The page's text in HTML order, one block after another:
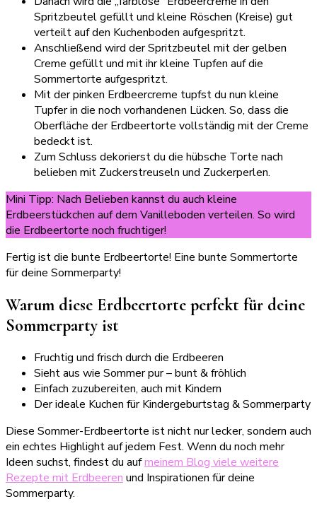
Spritzbeutel gefüllt und kleine Röschen (Kreise) gut
verteilt auf den Kuchenboden aufgespritzt.
Anschließend wird der Spritzbeutel mit der gelben
Creme gefüllt und mit ihr kleine Tupfen auf die
Sommertorte aufgespritzt.
Mit der pinken Erdbeercreme tupfst du nun kleine
Tupfer in die noch vorhandenen Lücken. So, dass die
Oberfläche der Erdbeertorte vollständig mit der Creme
bedeckt ist.
Zum Schluss dekorierst du die hübsche Torte nach
belieben mit Zuckerstreuseln und Zuckerperlen.
Mini Tipp: Nach Belieben kannst du auch kleine
Erdbeerstückchen auf dem Vanilleboden verteilen. So wird
die Erdbeertorte noch fruchtiger!
Fertig ist die bunte Erdbeertorte! Eine bunte Sommertorte
für deine Sommerparty!
Warum diese Erdbeertorte perfekt für deine
Sommerparty ist
Fruchtig und frisch durch die Erdbeeren
Sieht aus wie Sommer pur – bunt & fröhlich
Einfach zuzubereiten, auch mit Kindern
Der ideale Kuchen für Kindergeburtstag & Sommerparty
Diese Sommer-Erdbeertorte ist nicht nur lecker, sondern auch
ein echtes Highlight auf jedem Fest. Wenn du noch mehr
Ideen suchst, findest du aufmeinem Blog viele weitere
Rezepte mit Erdbeeren und Inspirationen für deine
Sommerparty.